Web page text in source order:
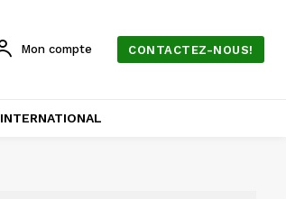
Mon compte CONTACTEZ-NOUS!
INTERNATIONAL